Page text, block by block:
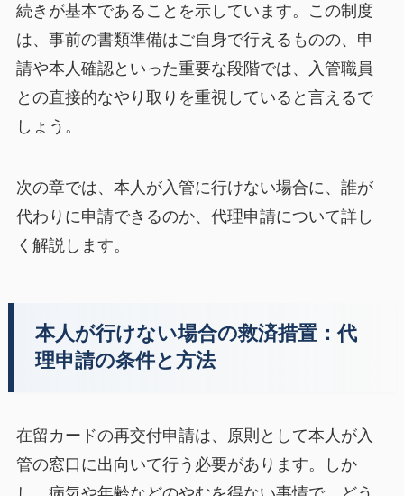
続きが基本であることを示しています。この制度
は、事前の書類準備はご自身で行えるものの、申
請や本人確認といった重要な段階では、入管職員
との直接的なやり取りを重視していると言えるで
しょう。
次の章では、本人が入管に行けない場合に、誰が
代わりに申請できるのか、代理申請について詳し
く解説します。
本人が行けない場合の救済措置：代
理申請の条件と方法
在留カードの再交付申請は、原則として本人が入
管の窓口に出向いて行う必要があります。しか